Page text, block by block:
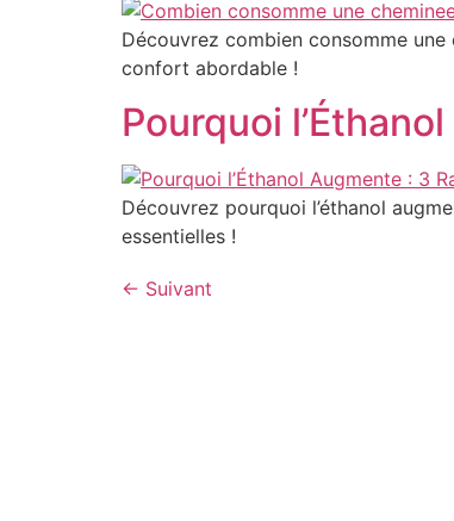
Découvrez combien consomme
confort abordable !
Pourquoi
Découvrez pourquoi l’éthanol
essentielles !
← Suivant